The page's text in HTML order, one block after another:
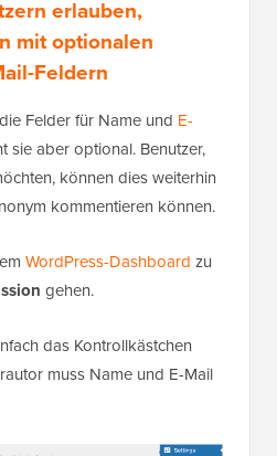
erlauben,
mit optionalen
Feldern
Felder für Name und E-
sie aber optional. Benutzer,
können dies weiterhin
kommentieren können.
WordPress-Dashboard zu
gehen.
das Kontrollkästchen
muss Name und E-Mail